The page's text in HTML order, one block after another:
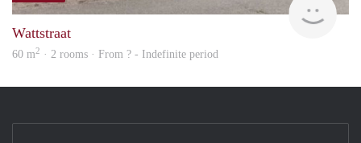
Wattstraat
60 m2 · 2 rooms · From ? - Indefinite period